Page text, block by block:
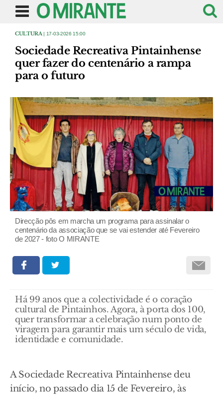
CULTURA | 17-03-2026 15:00
Sociedade Recreativa Pintainhense
quer fazer do centenário a rampa
para o futuro
Direcção pôs em marcha um programa para assinalar o
centenário da associação que se vai estender até Fevereiro
de 2027 - foto O MIRANTE
Há 99 anos que a colectividade é o coração
cultural de Pintainhos. Agora, à porta dos 100,
quer transformar a celebração num ponto de
viragem para garantir mais um século de vida,
identidade e comunidade.
A Sociedade Recreativa Pintainhense deu
início, no passado dia 15 de Fevereiro, às